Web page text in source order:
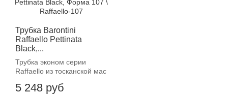
Трубка Barontini
Raffaello Pettinata
Black,...
Трубка эконом серии
Raffaello из тосканской мас
5 248 руб